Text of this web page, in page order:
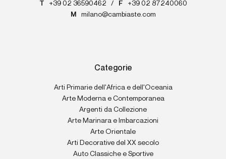
T
+39 02 36590462 / F
+39 02 87240060
M
milano@cambiaste.com
Categorie
Arti Primarie dell'Africa e dell'Oceania
Arte Moderna e Contemporanea
Argenti da Collezione
Arte Marinara e Imbarcazioni
Arte Orientale
Arti Decorative del XX secolo
Auto Classiche e Sportive